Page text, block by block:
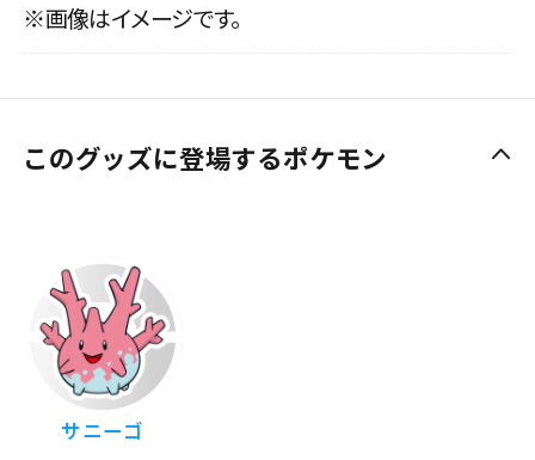
※画像はイメージです。
このグッズに登場するポケモン
サニーゴ